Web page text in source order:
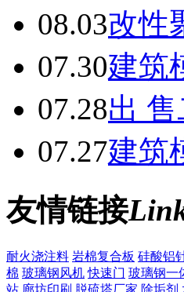
08.03改性
07.30建筑
07.28出
07.27建筑
友情链接
耐火浇注料 岩棉复合板 硅酸铝
棉 玻璃钢风机 快速门 玻璃钢一
站 廊坊印刷 脱硫塔厂家 除垢剂